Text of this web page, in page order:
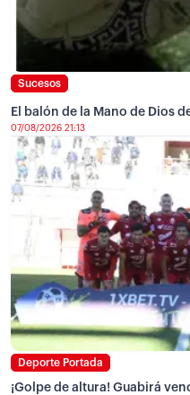
Sucesos
El balón de la Mano de Dios
07/08/2026 21:13
Deporte Portada
¡Golpe de altura! Guabirá